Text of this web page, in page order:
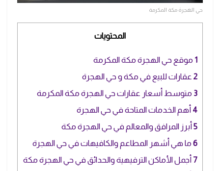
حي الهجرة مكة المكرمة
المحتويات
1 موقع حي الهجرة مكة المكرمة
2 عقارات للبيع في مكة و حي الهجرة
3 متوسط أسعار عقارات حي الهجرة مكة المكرمة
4 أهم الخدمات المتاحة في حي الهجرة
5أبرز المرافق والمعالم في حي الهجرة مكة
6 ما هي أشهر المطاعم والكافيهات في حي الهجرة
7 أجمل الأماكن الترفيهية والحدائق في حي الهجرة مكة